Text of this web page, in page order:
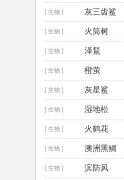
[ 生物 ] 灰三齿鲨
[ 生物 ] 火筒树
[ 生物 ] 泽鵟
[ 生物 ] 橙萤
[ 生物 ] 灰星鲨
[ 生物 ] 湿地松
[ 生物 ] 火鹤花
[ 生物 ] 澳洲黑鲷
[ 生物 ] 滨防风